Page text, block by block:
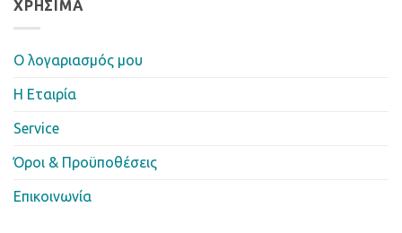
ΧΡΉΣΙΜΑ
Ο λογαριασμός μου
Η Eταιρία
Service
Όροι & Προϋποθέσεις
Επικοινωνία